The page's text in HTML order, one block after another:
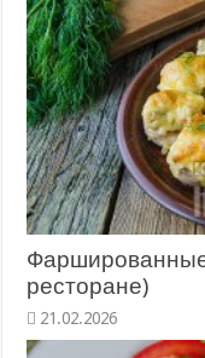
ресторане)
21.02.2026